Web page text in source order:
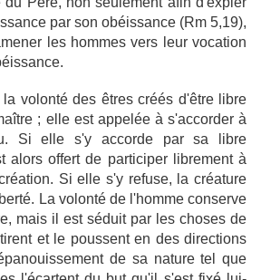
par son obéissance (Rm 5,19),
les hommes vers leur vocation
la volonté des êtres créés d'être libre
; elle est appelée à s'accorder à
Si elle s'y accorde par sa libre
alors offert de participer librement à
Si elle s'y refuse, la créature
La volonté de l'homme conserve
mais il est séduit par les choses de
et le poussent en des directions
de sa nature tel que